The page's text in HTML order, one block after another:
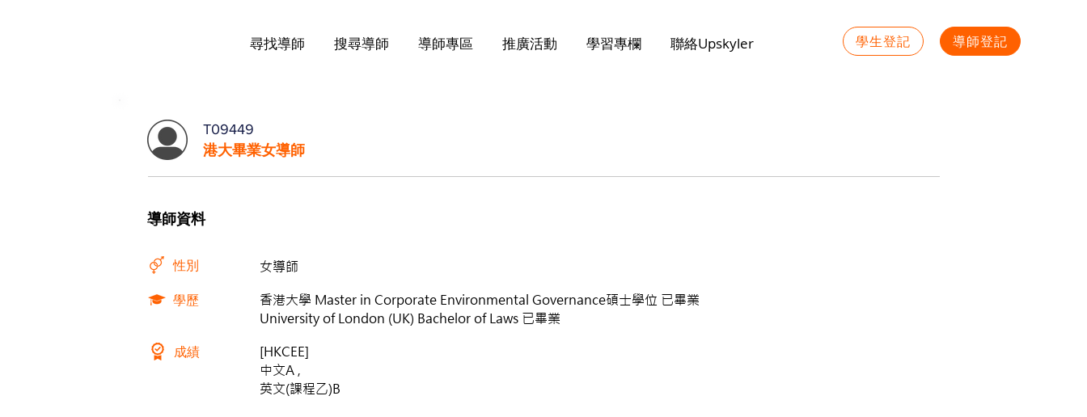
尋找導師 搜尋導師 導師專區 推廣活動 學習專欄 聯絡Upskyler 學生登記 導師登記
T09449
港大畢業女導師
導師資料
性別 女導師
學歷
香港大學 Master in Corporate Environmental Governance碩士學位 已畢業
University of London (UK) Bachelor of Laws 已畢業
成績
[HKCEE]
中文A ,
英文(課程乙)B